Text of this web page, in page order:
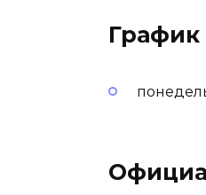
График